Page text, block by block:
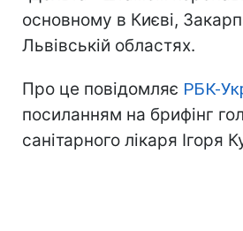
основному в Києві,
Львівській областях.
Про це повідомляє РБК-
посиланням на брифінг
санітарного лікаря Ігоря